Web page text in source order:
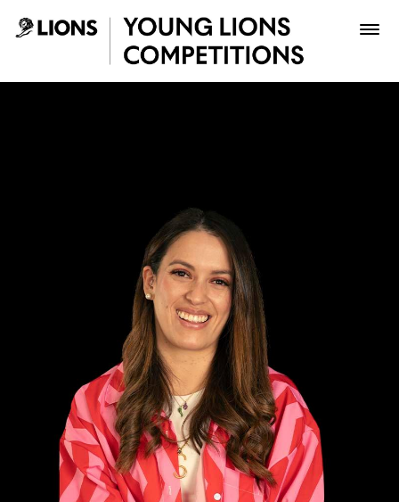
Saltar al contenido principal
Inscribir
Boletería